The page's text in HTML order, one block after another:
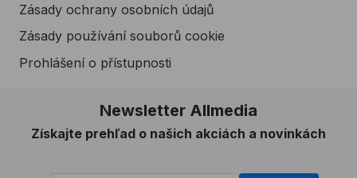
Zásady ochrany osobních údajů
Zásady používání souborů cookie
Prohlášení o přístupnosti
Newsletter Allmedia
Získajte prehľad o našich akciách a novinkách